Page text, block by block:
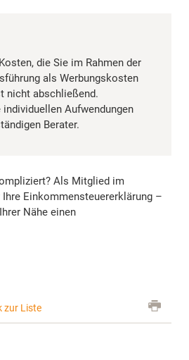
die Sie im Rahmen der
als Werbungskosten
nicht abschließend.
individuellen Aufwendungen
Berater.
Als Mitglied im
Einkommensteuererklärung –
Nähe einen
zur Liste